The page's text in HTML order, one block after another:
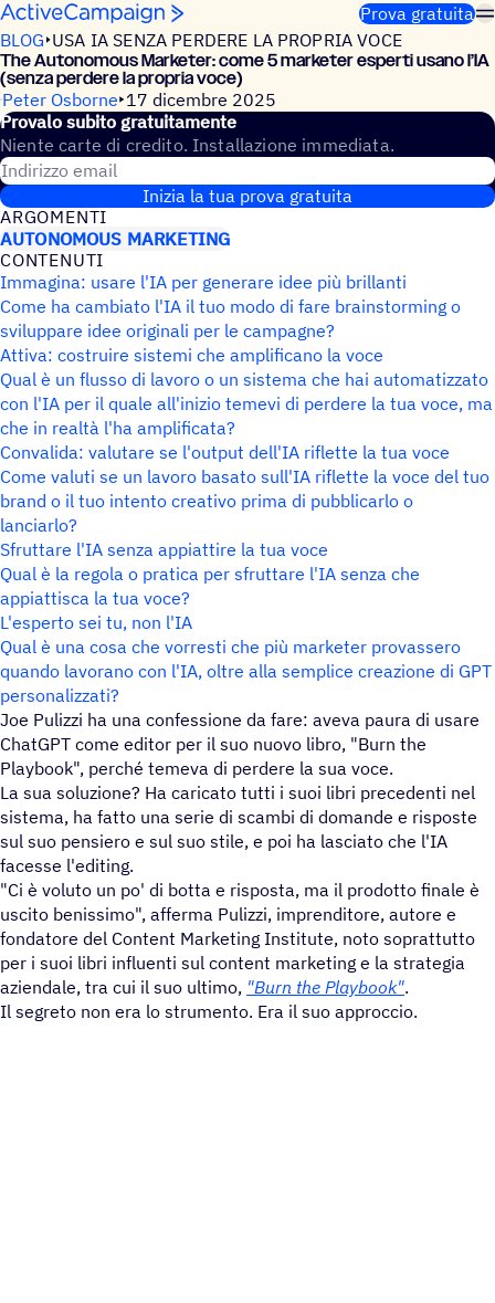
Salta al contenuto
Prova gratuita
BLOG USA IA SENZA PERDERE LA PROPRIA VOCE
The Auto­no­mous Marke­ter: come 5 marke­ter esperti usano l’IA
(senza perdere la propria voce)
Peter Osborne 17 dicembre 2025
Provalo subito gratuitamente
Niente carte di credito. Installazione immediata.
Indirizzo email
Inizia la tua prova gratuita
ARGO­MENTI
AUTONOMOUS MARKETING
CONTE­NUTI
Immagina: usare l'IA per generare idee più brillanti
Come ha cambiato l'IA il tuo modo di fare brainstorming o
sviluppare idee originali per le campagne?
Attiva: costruire sistemi che amplificano la voce
Qual è un flusso di lavoro o un sistema che hai automatizzato
con l'IA per il quale all'inizio temevi di perdere la tua voce, ma
che in realtà l'ha amplificata?
Convalida: valutare se l'output dell'IA riflette la tua voce
Come valuti se un lavoro basato sull'IA riflette la voce del tuo
brand o il tuo intento creativo prima di pubblicarlo o
lanciarlo?
Sfruttare l'IA senza appiattire la tua voce
Qual è la regola o pratica per sfruttare l'IA senza che
appiattisca la tua voce?
L'esperto sei tu, non l'IA
Qual è una cosa che vorresti che più marketer provassero
quando lavorano con l'IA, oltre alla semplice creazione di GPT
personalizzati?
Joe Pulizzi ha una confessione da fare: aveva paura di usare
ChatGPT come editor per il suo nuovo libro, "Burn the
Playbook", perché temeva di perdere la sua voce.
La sua soluzione? Ha caricato tutti i suoi libri precedenti nel
sistema, ha fatto una serie di scambi di domande e risposte
sul suo pensiero e sul suo stile, e poi ha lasciato che l'IA
facesse l'editing.
"Ci è voluto un po' di botta e risposta, ma il prodotto finale è
uscito benissimo", afferma Pulizzi, imprenditore, autore e
fondatore del Content Marketing Institute, noto soprattutto
per i suoi libri influenti sul content marketing e la strategia
aziendale, tra cui il suo ultimo, "Burn the Playbook".
Il segreto non era lo strumento. Era il suo approccio.